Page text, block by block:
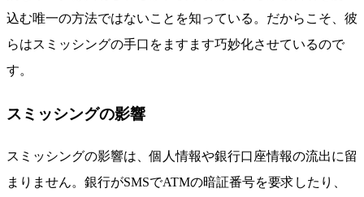
込む唯一の方法ではないことを知っている。だからこそ、彼
らはスミッシングの手口をますます巧妙化させているので
す。
スミッシングの影響
スミッシングの影響は、個人情報や銀行口座情報の流出に留
まりません。銀行がSMSでATMの暗証番号を要求したり、